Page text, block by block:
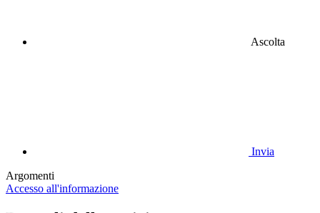
Ascolta
Invia
Argomenti
Accesso all'informazione